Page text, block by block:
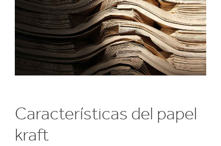
Características del papel
kraft